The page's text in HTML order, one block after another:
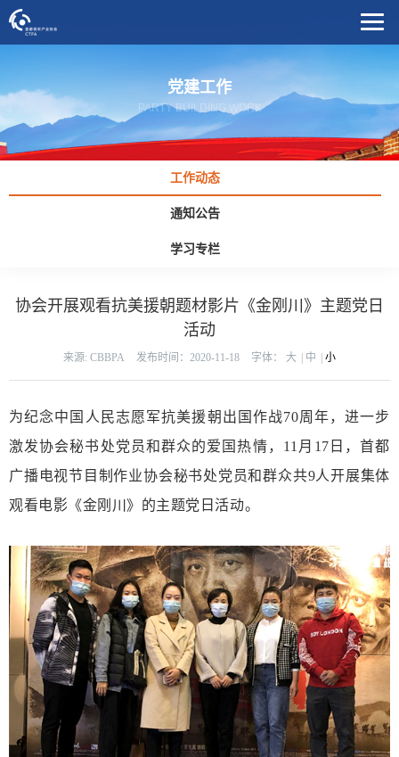
党建工作
PARTY BUILDING WORK
工作动态
通知公告
学习专栏
协会开展观看抗美援朝题材影片《金刚川》主题党日
活动
来源: CBBPA 发布时间：2020-11-18 字体： 大 中 小
为纪念中国人民志愿军抗美援朝出国作战70周年，进一步
激发协会秘书处党员和群众的爱国热情， 11月 17 日，首都
广播电视节目制作业协会秘书处党员和群众共9人开展集体
观看电影《金刚川》的主题党日活动。